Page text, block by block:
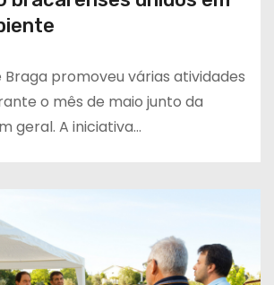
Braga promoveu várias atividades
o mês de maio junto da
geral. A iniciativa…